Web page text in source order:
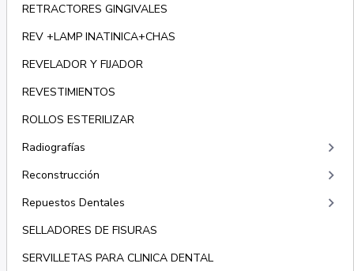
RETRACTORES GINGIVALES
REV +LAMP INATINICA+CHAS
REVELADOR Y FIJADOR
REVESTIMIENTOS
ROLLOS ESTERILIZAR
Radiografías
keyboard_arrow_right
Reconstrucción keyboard_arrow_right
Repuestos Dentales keyboard_arrow_right
SELLADORES DE FISURAS
SERVILLETAS PARA CLINICA DENTAL